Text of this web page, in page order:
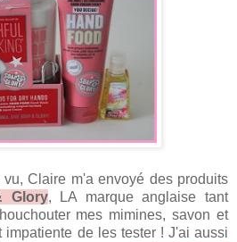
Claire m'a envoyé des produits
Glory, LA marque anglaise tant
mes mimines, savon et
impatiente de les tester ! J'ai aussi